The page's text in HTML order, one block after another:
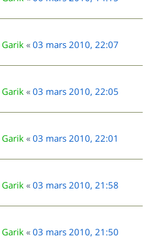
Garik « 03 mars 2010, 22:07
Garik « 03 mars 2010, 22:05
Garik « 03 mars 2010, 22:01
Garik « 03 mars 2010, 21:58
Garik « 03 mars 2010, 21:50